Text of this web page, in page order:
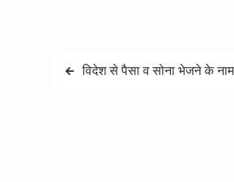
Postविदेश से पैसा व सोना भेजने के